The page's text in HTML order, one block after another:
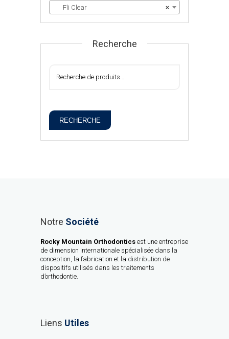
×
Fli Clear
Recherche
RECHERCHE
Notre Société
Rocky Mountain Orthodontics est une entreprise
de dimension internationale spécialisée dans la
conception, la fabrication et la distribution de
dispositifs utilisés dans les traitements
d’orthodontie.
Liens Utiles